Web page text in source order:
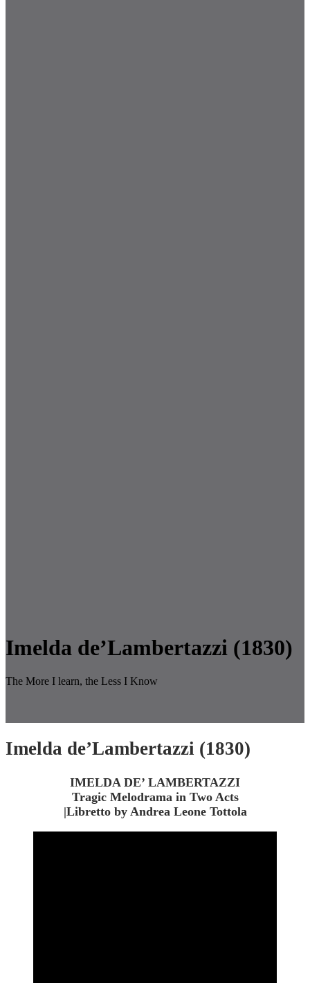
Imelda de’Lambertazzi (1830)
The More I learn, the Less I Know
Imelda de’Lambertazzi (1830)
IMELDA DE’ LAMBERTAZZI
Tragic Melodrama in Two Acts
|Libretto by Andrea Leone Tottola